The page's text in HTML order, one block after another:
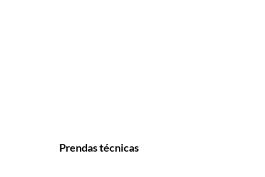
Prendas técnicas